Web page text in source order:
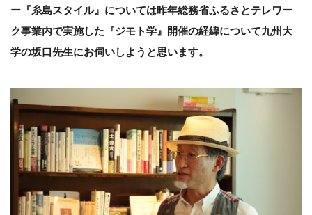
ー『糸島スタイル』については昨年総務省ふるさとテレワー
ク事業内で実施した『ジモト学』開催の経緯について九州大
学の坂口先生にお伺いしようと思います。